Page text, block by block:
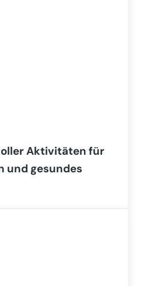
Aktivitäten für
und gesundes